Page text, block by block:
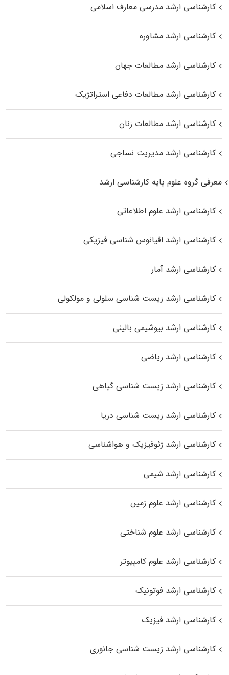
کارشناسی ارشد مدرسی معارف اسلامی
کارشناسی ارشد مشاوره
کارشناسی ارشد مطالعات جهان
کارشناسی ارشد مطالعات دفاعی استراتژیک
کارشناسی ارشد مطالعات زنان
کارشناسی ارشد مدیریت نساجی
معرفی گروه علوم پایه کارشناسی ارشد
کارشناسی ارشد علوم اطلاعاتی
کارشناسی ارشد اقیانوس‌ شناسی فیزیکی
کارشناسی ارشد آمار
کارشناسی ارشد زیست شناسی سلولی و مولکولی
کارشناسی ارشد بیوشیمی بالینی
کارشناسی ارشد ریاضی
کارشناسی ارشد زیست‌ شناسی گیاهی
کارشناسی ارشد زیست‌ شناسی دریا
کارشناسی ارشد ژئوفیزیک و هواشناسی
کارشناسی ارشد شیمی
کارشناسی ارشد علوم زمین
کارشناسی ارشد علوم شناختی
کارشناسی ارشد علوم کامپیوتر
کارشناسی ارشد فوتونیک
کارشناسی ارشد فیزیک
کارشناسی ارشد زیست‌ شناسی جانوری